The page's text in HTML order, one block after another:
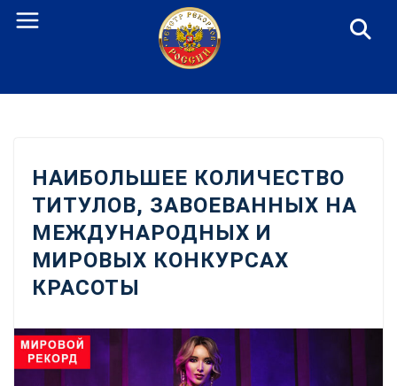
Перейти
НАИБОЛЬШЕЕ КОЛИЧЕСТВО
ТИТУЛОВ, ЗАВОЕВАННЫХ НА
МЕЖДУНАРОДНЫХ И
МИРОВЫХ КОНКУРСАХ
КРАСОТЫ